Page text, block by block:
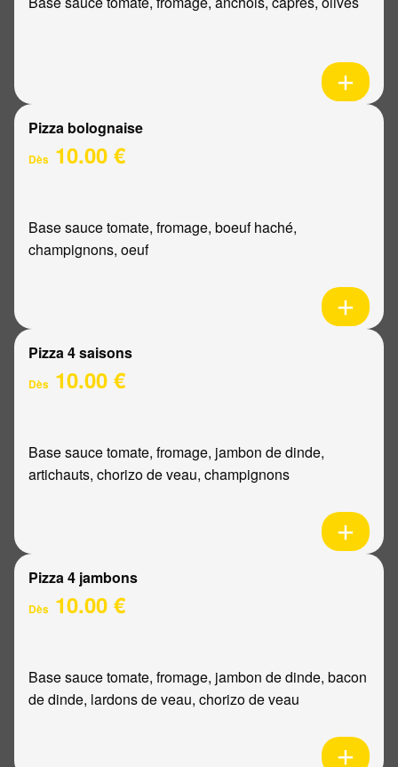
Pizza bolognaise
Dès 10.00 €
Base sauce tomate, fromage, boeuf haché,
champignons, oeuf
Pizza 4 saisons
Dès 10.00 €
Base sauce tomate, fromage, jambon de dinde,
artichauts, chorizo de veau, champignons
Pizza 4 jambons
Dès 10.00 €
Base sauce tomate, fromage, jambon de dinde, bacon
de dinde, lardons de veau, chorizo de veau